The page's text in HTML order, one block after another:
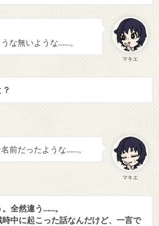
マキエ
な無いような……。
マキエ
前だったような……。
全然違う……。
時中に起こった話なんだけど、一言で